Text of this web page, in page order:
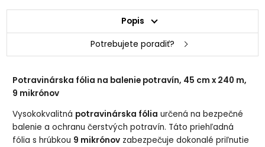
Popis
Potrebujete poradiť?
Potravinárska fólia na balenie potravín, 45 cm x 240 m,
9 mikrónov
Vysokokvalitná potravinárska fólia určená na bezpečné
balenie a ochranu čerstvých potravín. Táto priehľadná
fólia s hrúbkou 9 mikrónov zabezpečuje dokonalé priľnutie